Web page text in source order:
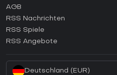
Wie aktiviert man einen GOG
Wie aktiviert man einen Ubisoft
AGB
RSS Nachrichten
RSS Spiele
RSS Angebote
Deutschland (EUR)